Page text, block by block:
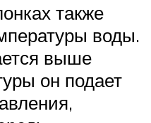
также
воды.
выше
он подает